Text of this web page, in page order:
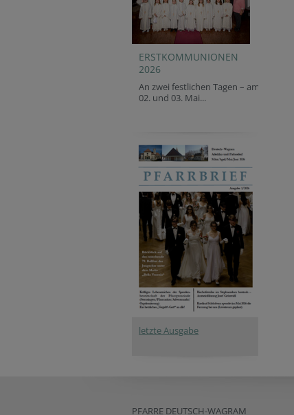
ERSTKOMMUNIONEN
2026
An zwei festlichen Tagen – am
02. und 03. Mai...
letzte Ausgabe
PFARRE DEUTSCH-WAGRAM